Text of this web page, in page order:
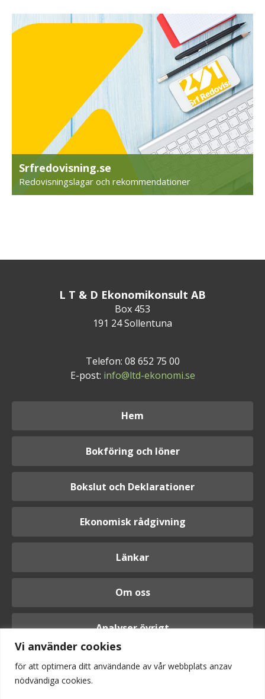
Vi använder cookies
för att optimera ditt användande av vår webbplats anzav
nödvändiga cookies.
Srfredovisning.se
Redovisningslagar och rekommendationer
L T & D Ekonomikonsult AB
Box 453
191 24 Sollentuna
Telefon: 08 652 75 00
E-post: info@ltd-ekonomi.se
Hem
Bokföring och löner
Bokslut och Deklarationer
Ekonomisk rådgivning
Länkar
Om oss
Analyser övrigt